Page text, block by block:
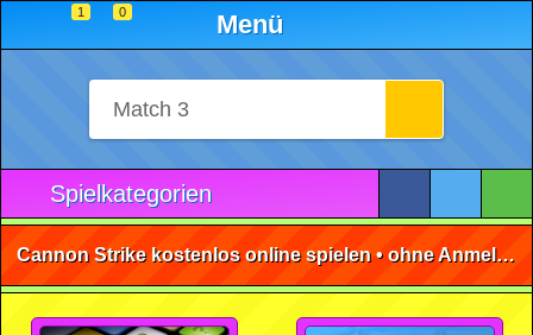
1 0 Menü
Spielkategorien
Cannon Strike kostenlos online spielen • ohne Anmeldung 🕹️